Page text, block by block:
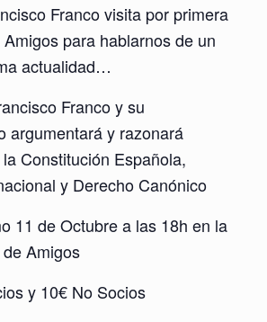
Franco visita por primera
para hablarnos de un
actualidad…
Franco y su
argumentará y razonará
Constitución Española,
y Derecho Canónico
11 de Octubre a las 18h en la
Amigos
y 10€ No Socios